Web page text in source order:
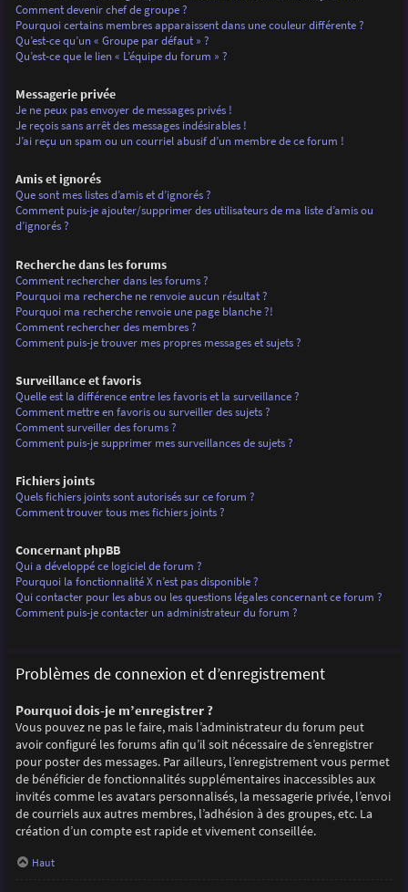
Comment devenir chef de groupe ?
Pourquoi certains membres apparaissent dans une couleur différente ?
Qu’est-ce qu’un « Groupe par défaut » ?
Qu’est-ce que le lien « L’équipe du forum » ?
Messagerie privée
Je ne peux pas envoyer de messages privés !
Je reçois sans arrêt des messages indésirables !
J’ai reçu un spam ou un courriel abusif d’un membre de ce forum !
Amis et ignorés
Que sont mes listes d’amis et d’ignorés ?
Comment puis-je ajouter/supprimer des utilisateurs de ma liste d’amis ou
d’ignorés ?
Recherche dans les forums
Comment rechercher dans les forums ?
Pourquoi ma recherche ne renvoie aucun résultat ?
Pourquoi ma recherche renvoie une page blanche ?!
Comment rechercher des membres ?
Comment puis-je trouver mes propres messages et sujets ?
Surveillance et favoris
Quelle est la différence entre les favoris et la surveillance ?
Comment mettre en favoris ou surveiller des sujets ?
Comment surveiller des forums ?
Comment puis-je supprimer mes surveillances de sujets ?
Fichiers joints
Quels fichiers joints sont autorisés sur ce forum ?
Comment trouver tous mes fichiers joints ?
Concernant phpBB
Qui a développé ce logiciel de forum ?
Pourquoi la fonctionnalité X n’est pas disponible ?
Qui contacter pour les abus ou les questions légales concernant ce forum ?
Comment puis-je contacter un administrateur du forum ?
Problèmes de connexion et d’enregistrement
Pourquoi dois-je m’enregistrer ?
Vous pouvez ne pas le faire, mais l’administrateur du forum peut
avoir configuré les forums afin qu’il soit nécessaire de s’enregistrer
pour poster des messages. Par ailleurs, l’enregistrement vous permet
de bénéficier de fonctionnalités supplémentaires inaccessibles aux
invités comme les avatars personnalisés, la messagerie privée, l’envoi
de courriels aux autres membres, l’adhésion à des groupes, etc. La
création d’un compte est rapide et vivement conseillée.
Haut